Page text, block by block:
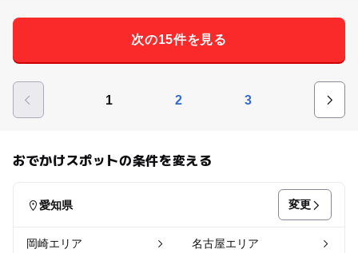
次の15件を見る
1 2 3
おでかけスポットの条件を変える
愛知県 変更
岡崎エリア 名古屋エリア